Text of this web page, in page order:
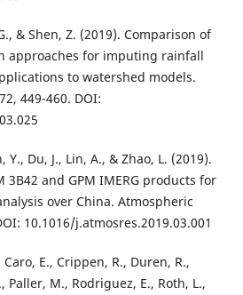
& Shen, Z. (2019). Comparison of
approaches for imputing rainfall
to watershed models.
449-460. DOI:
Y., Du, J., Lin, A., & Zhao, L. (2019).
3B42 and GPM IMERG products for
over China. Atmospheric
10.1016/j.atmosres.2019.03.001
Caro, E., Crippen, R., Duren, R.,
Paller, M., Rodriguez, E., Roth, L.,